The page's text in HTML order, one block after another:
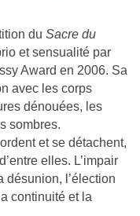
du Sacre du
et sensualité par
Award en 2006. Sa
avec les corps
dénouées, les
sombres.
et se détachent,
elles. L’impair
désunion, l’élection
continuité et la